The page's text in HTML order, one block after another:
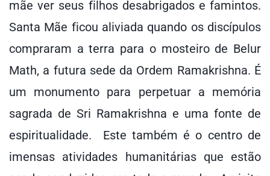
mãe ver seus filhos desabrigados e famintos.
Santa Mãe ficou aliviada quando os discípulos
compraram a terra para o mosteiro de Belur
Math, a futura sede da Ordem Ramakrishna. É
um monumento para perpetuar a memória
sagrada de Sri Ramakrishna e uma fonte de
espiritualidade. Este também é o centro de
imensas atividades humanitárias que estão